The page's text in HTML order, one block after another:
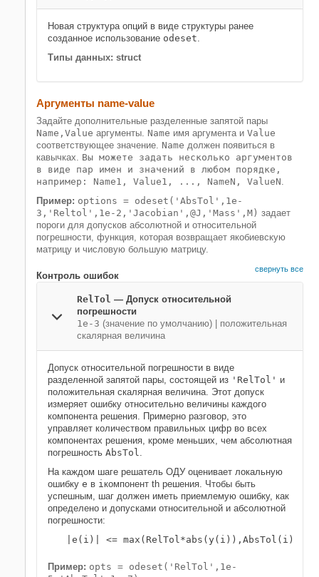
Новая структура опций в виде структуры ранее
созданное использование odeset.
Типы данных: struct
Аргументы name-value
Задайте дополнительные разделенные запятой пары
Name,Value аргументы. Name имя аргумента и Value
соответствующее значение. Name должен появиться в
кавычках. Вы можете задать несколько аргументов
в виде пар имен и значений в любом порядке,
например: Name1, Value1, ..., NameN, ValueN.
Пример: options = odeset('AbsTol',1e-
3,'Reltol',1e-2,'Jacobian',@J,'Mass',M) задает
пороги для допусков абсолютной и относительной
погрешности, функция, которая возвращает якобиевскую
матрицу и числовую большую матрицу.
Контроль ошибок
свернуть все
RelTol — Допуск относительной
погрешности
1e-3 (значение по умолчанию) | положительная
скалярная величина
Допуск относительной погрешности в виде
разделенной запятой пары, состоящей из 'RelTol' и
положительная скалярная величина. Этот допуск
измеряет ошибку относительно величины каждого
компонента решения. Примерно разговор, это
управляет количеством правильных цифр во всех
компонентах решения, кроме меньших, чем абсолютная
погрешность AbsTol.
На каждом шаге решатель ОДУ оценивает локальную
ошибку e в iкомпонент th решения. Чтобы быть
успешным, шаг должен иметь приемлемую ошибку, как
определено и допусками относительной и абсолютной
погрешности:
|e(i)| <= max(RelTol*abs(y(i)),AbsTol(i))
Пример: opts = odeset('RelTol',1e-